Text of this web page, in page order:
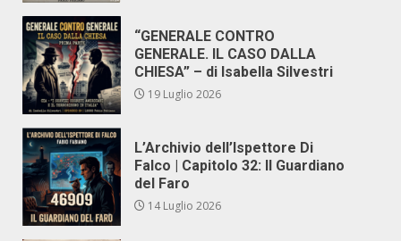
“GENERALE CONTRO
GENERALE. IL CASO DALLA
CHIESA” – di Isabella Silvestri
19 Luglio 2026
L’Archivio dell’Ispettore Di
Falco | Capitolo 32: Il Guardiano
del Faro
14 Luglio 2026